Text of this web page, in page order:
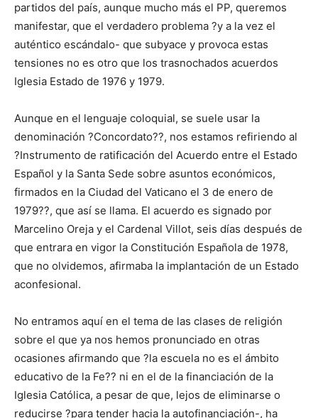
partidos del país, aunque mucho más el PP, queremos
manifestar, que el verdadero problema ?y a la vez el
auténtico escándalo- que subyace y provoca estas
tensiones no es otro que los trasnochados acuerdos
Iglesia Estado de 1976 y 1979.
Aunque en el lenguaje coloquial, se suele usar la
denominación ?Concordato??, nos estamos refiriendo al
?Instrumento de ratificación del Acuerdo entre el Estado
Español y la Santa Sede sobre asuntos económicos,
firmados en la Ciudad del Vaticano el 3 de enero de
1979??, que así se llama. El acuerdo es signado por
Marcelino Oreja y el Cardenal Villot, seis días después de
que entrara en vigor la Constitución Española de 1978,
que no olvidemos, afirmaba la implantación de un Estado
aconfesional.
No entramos aquí en el tema de las clases de religión
sobre el que ya nos hemos pronunciado en otras
ocasiones afirmando que ?la escuela no es el ámbito
educativo de la Fe?? ni en el de la financiación de la
Iglesia Católica, a pesar de que, lejos de eliminarse o
reducirse ?para tender hacia la autofinanciación-, ha